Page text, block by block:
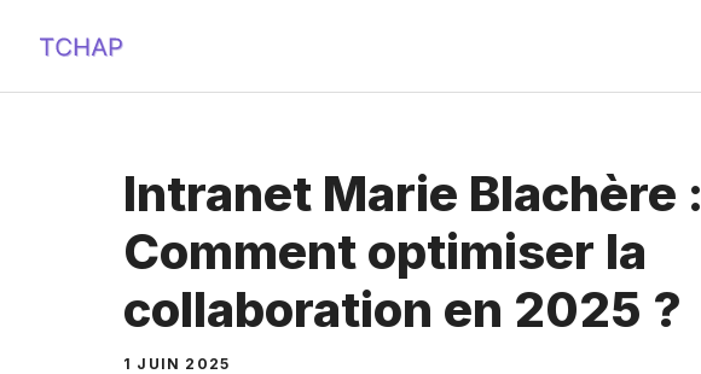
contenu
Intranet Marie Blachère :
Comment optimiser la
collaboration en 2025 ?
1 JUIN 2025